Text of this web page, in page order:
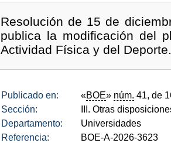
Resolución de 15 de
publica la modificación del
Actividad Física y del Deporte.
Publicado en: «BOE» núm. 41, de
Sección:
III. Otras
Departamento:
Universidades
Referencia:
BOE-A-2026-3623